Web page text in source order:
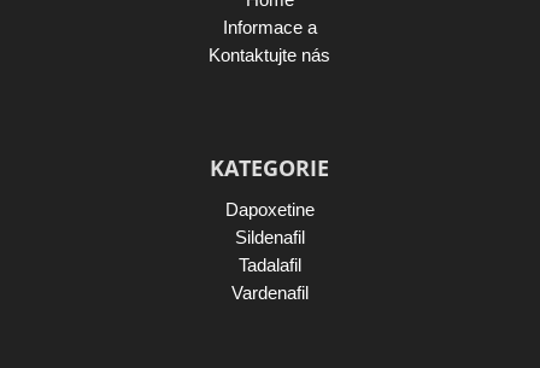
Informace a
Kontaktujte nás
KATEGORIE
Dapoxetine
Sildenafil
Tadalafil
Vardenafil